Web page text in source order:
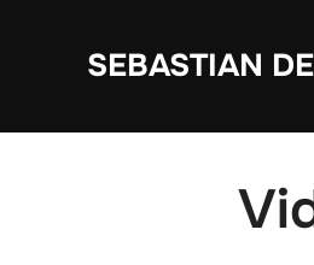
SEBASTIAN